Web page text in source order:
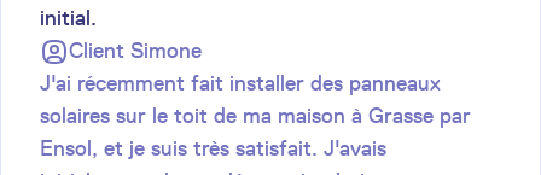
initial.
Client Simone
J'ai récemment fait installer des panneaux
solaires sur le toit de ma maison à Grasse par
Ensol, et je suis très satisfait. J'avais